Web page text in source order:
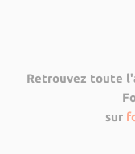
Retrouvez toute
sur